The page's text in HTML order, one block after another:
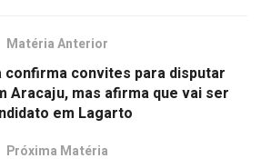
Matéria Anterior
confirma convites para disputar
Aracaju, mas afirma que vai ser
em Lagarto
Próxima Matéria